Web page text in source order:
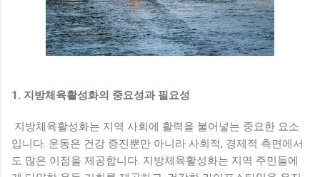
1. 지방체육활성화의 중요성과 필요성
지방체육활성화는 지역 사회에 활력을 불어넣는 중요한 요소
입니다. 운동은 건강 증진뿐만 아니라 사회적, 경제적 측면에서
도 많은 이점을 제공합니다. 지방체육활성화는 지역 주민들에